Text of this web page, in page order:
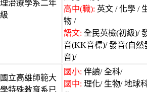
理治療學系二年
級
高中(職): 英文 / 化學 /
物 /
語文: 全民英檢(初級)/
音(KK音標)/ 發音(自然
音)/
國立高雄師範大
學特殊教育系已
國小: 伴讀/ 全科/
國中: 理化/ 生物/ 地球